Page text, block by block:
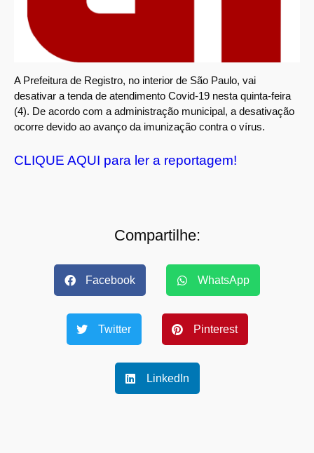
A Prefeitura de Registro, no interior de São Paulo, vai
desativar a tenda de atendimento Covid-19 nesta quinta-feira
(4). De acordo com a administração municipal, a desativação
ocorre devido ao avanço da imunização contra o vírus.
CLIQUE AQUI para ler a reportagem!
Compartilhe:
Facebook WhatsApp
Twitter Pinterest
LinkedIn